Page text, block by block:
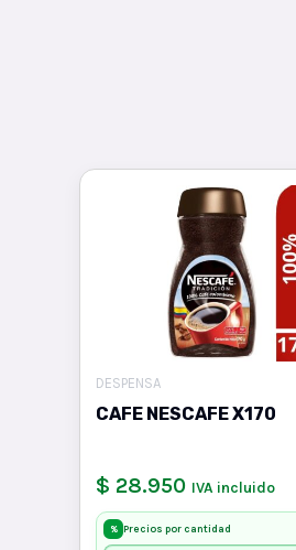
DESPENSA
CAFE NESCAFE X170
$ 28.950 IVA incluido
% Precios por cantidad